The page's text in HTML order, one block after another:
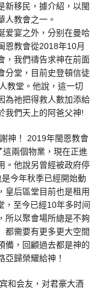
新移民，據介紹，以閩
人教會之一。
爱宴之外，分别在曼哈
恩教會從2018年10月
，我們禱告求神在前面
分堂，目前史登頓信徒
教堂。他說，這一切
為祂把得救人數加添給
我們天上的阿爸父神!
神！ 2019年閩恩教會
兩個物業，現在正進
。他說另曾經被政府停
今年秋季已經開始動
皇后區堂目前也是租用
，至今已經10年多时间
所以聚會場所總是不夠
都需要有更多更大空間
備，回顧過去都是神的
亞歸榮耀給神！
和会友，对君豪大酒